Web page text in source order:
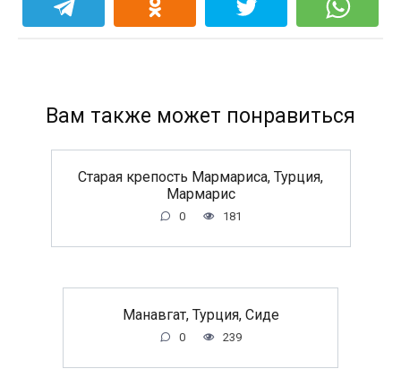
Вам также может понравиться
Старая крепость Мармариса, Турция,
Мармарис
0 181
Манавгат, Турция, Сиде
0 239